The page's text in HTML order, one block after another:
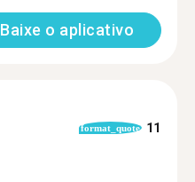
Baixe o aplicativo
format_quote 11